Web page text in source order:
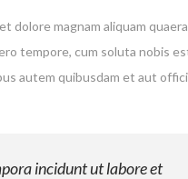
dolore magnam aliquam
tempore, cum soluta nobis
autem quibusdam et aut
incidunt ut labore et